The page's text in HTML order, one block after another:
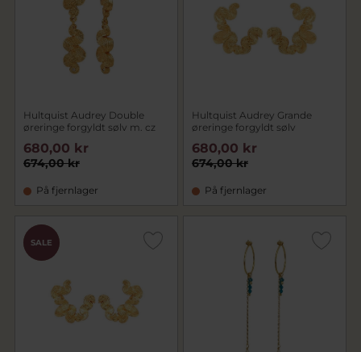
Hultquist Audrey Double
øreringe forgyldt sølv m. cz
674,00 kr
680,00 kr
På fjernlager
Hultquist Audrey Grande
øreringe forgyldt sølv
674,00 kr
680,00 kr
På fjernlager
PRIS
SALE